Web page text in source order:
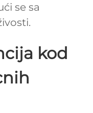
se sa
kod